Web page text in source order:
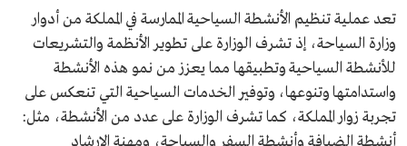
تعد عملية تنظيم الأنشطة السياحية الممارسة في المملكة من أدوار
وزارة السياحة، إذ تشرف الوزارة على تطوير الأنظمة والتشريعات
للأنشطة السياحية وتطبيقها مما يعزز من نمو هذه الأنشطة
واستدامتها وتنوعها، وتوفير الخدمات السياحية التي تنعكس على
تجربة زوار المملكة، كما تشرف الوزارة على عدد من الأنشطة، مثل:
أنشطة الضيافة وأنشطة السفر والسياحة، ومهنة الإرشاد